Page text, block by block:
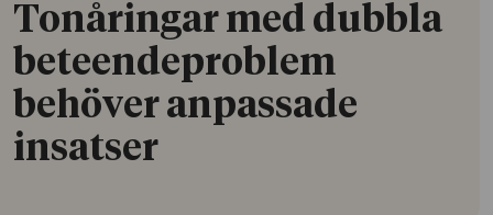
Tonåringar med dubbla
beteendeproblem
behöver anpassade
insatser